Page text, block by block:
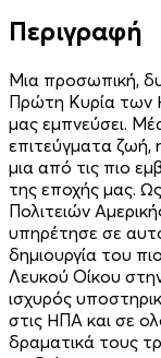
Περιγραφή
Μια προσωπική,
Πρώτη Κυρία των
μας εμπνεύσει.
επιτεύγματα ζωή,
μια από τις πιο
της εποχής μας.
Πολιτειών
υπηρέτησε σε
δημιουργία του
Λευκού Οίκου
ισχυρός
στις ΗΠΑ και σε
δραματικά τους